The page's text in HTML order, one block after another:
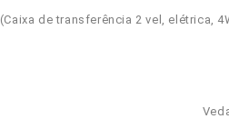
(Caixa de transferência 2 vel, elétrica,